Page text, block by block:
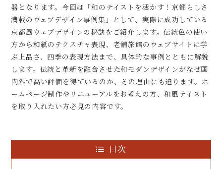
器となります。今回は「和のテイストを活かす！京都らしさ
満載のウェブデザイン事例集」として、実際に成功している
京都風ウェブデザインの秘訣をご紹介します。伝統色の使い
方から和紙のテクスチャ表現、老舗旅館のウェブサイトに学
ぶ上品さ、四季の表現方法まで、具体的な事例とともに解説
します。伝統と革新を融合させた和モダンデザインがなぜ国
内外で高い評価を得ているのか、その理由にも迫ります。ホ
ームページ制作やリニューアルをお考えの方、和風テイスト
を取り入れたい方必見の内容です。
目次